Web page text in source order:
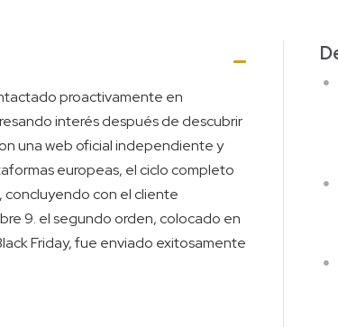
proactivamente en
interés después de descubrir
una web oficial independiente y
europeas, el ciclo completo
concluyendo con el cliente
9. el segundo orden, colocado en
Friday, fue enviado exitosamente